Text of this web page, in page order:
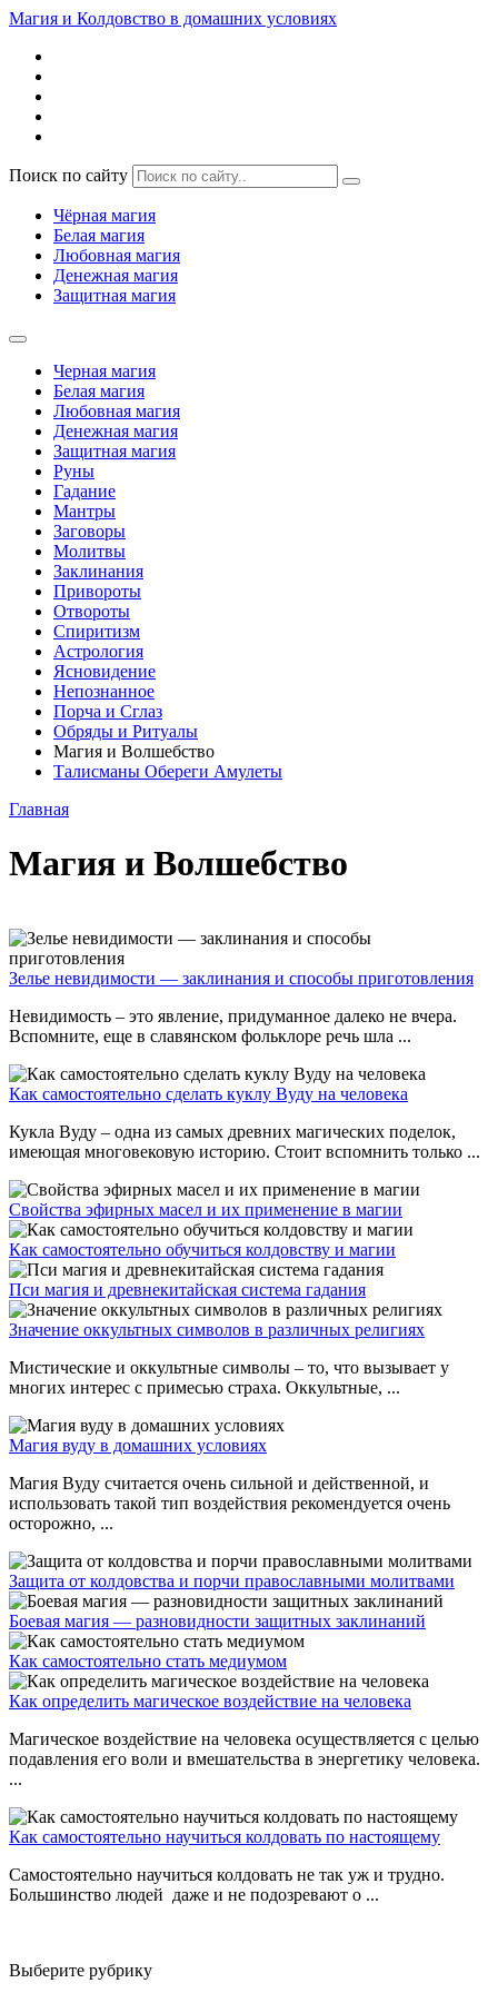
Магия и Колдовство в домашних условиях
Поиск по сайту
Чёрная магия
Белая магия
Любовная магия
Денежная магия
Защитная магия
Черная магия
Белая магия
Любовная магия
Денежная магия
Защитная магия
Руны
Гадание
Мантры
Заговоры
Молитвы
Заклинания
Привороты
Отвороты
Спиритизм
Астрология
Ясновидение
Непознанное
Порча и Сглаз
Обряды и Ритуалы
Магия и Волшебство
Талисманы Обереги Амулеты
Главная
Магия и Волшебство
Зелье невидимости — заклинания и способы приготовления
Невидимость – это явление, придуманное далеко не вчера.
Вспомните, еще в славянском фольклоре речь шла ...
Как самостоятельно сделать куклу Вуду на человека
Кукла Вуду – одна из самых древних магических поделок,
имеющая многовековую историю. Стоит вспомнить только ...
Свойства эфирных масел и их применение в магии
Как самостоятельно обучиться колдовству и магии
Пси магия и древнекитайская система гадания
Значение оккультных символов в различных религиях
Мистические и оккультные символы – то, что вызывает у
многих интерес с примесью страха. Оккультные, ...
Магия вуду в домашних условиях
Магия Вуду считается очень сильной и действенной, и
использовать такой тип воздействия рекомендуется очень
осторожно, ...
Защита от колдовства и порчи православными молитвами
Боевая магия — разновидности защитных заклинаний
Как самостоятельно стать медиумом
Как определить магическое воздействие на человека
Магическое воздействие на человека осуществляется с целью
подавления его воли и вмешательства в энергетику человека.
...
Как самостоятельно научиться колдовать по настоящему
Самостоятельно научиться колдовать не так уж и трудно.
Большинство людей даже и не подозревают о ...
Выберите рубрику